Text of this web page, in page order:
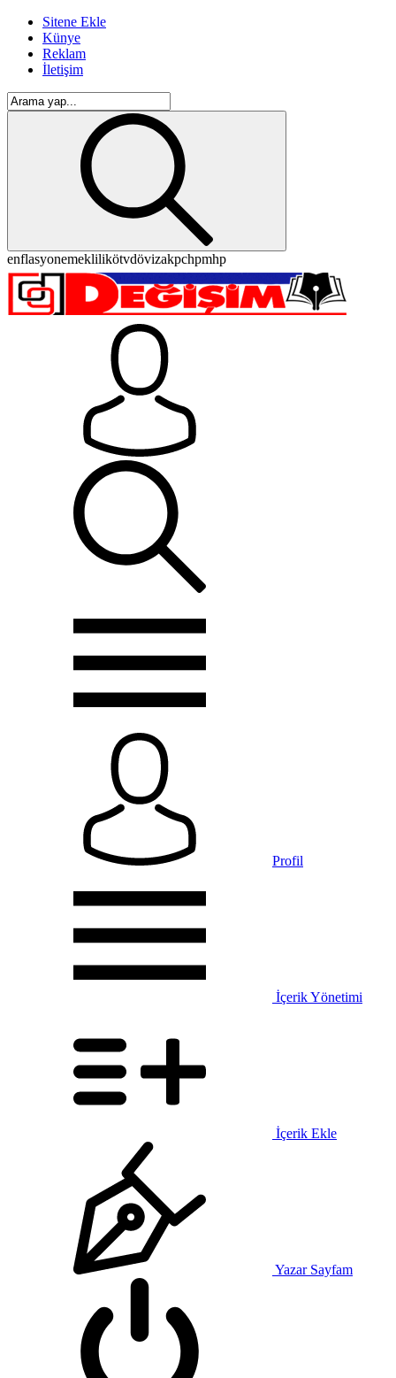
Sitene Ekle
Künye
Reklam
İletişim
enflasyonemeklilikötvdövizakpchpmhp
Profil
İçerik Yönetimi
İçerik Ekle
Yazar Sayfam